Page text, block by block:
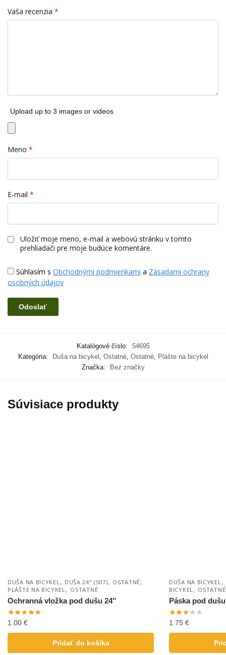
Vaša recenzia *
Upload up to 3 images or videos
Meno *
E-mail *
Uložiť moje meno, e-mail a webovú stránku v tomto
prehliadači pre moje budúce komentáre.
Súhlasím s Obchodnými podmienkami a Zásadami ochrany
osobných údajov
Katalógové číslo:
54695
Kategória:
Duša na bicykel Ostatné, Ostatné,
Plášte na bicykel
Značka:
Bez značky
Súvisiace produkty
DUŠA NA BICYKEL , DUŠA 24" (507), OSTATNÉ,
PLÁŠTE NA BICYKEL , OSTATNÉ
Ochranná vložka pod dušu 24″
1.00 €
Pridať do košíka
DUŠA NA BICYKEL ,
BICYKEL , OSTATNÉ
Páska pod
1.75 €